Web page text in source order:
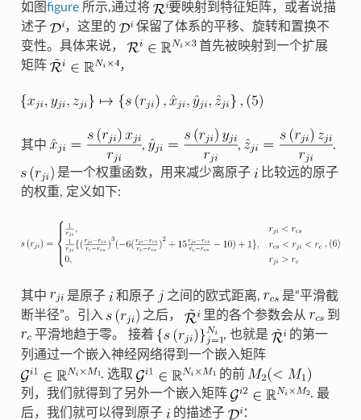
如图figure所示,通过将
要映射到特征矩阵，或者说描
述子
，这里的
保留了体系的平移、旋转和置换不
变性。具体来说，
首先被映射到一个扩展
矩阵
，
其中 , , .
是一个权重函数，用来减少离原子
比较远的原子
的权重, 定义如下:
其中 是原子 和原子 之间的欧式距离,
是“平滑截
断半径”。引入
之后， 里的各个参数会从
到
平滑地趋于零。 接着
, 也就是
的第一
列通过一个嵌入神经网络得到一个嵌入矩阵
. 选取
的前
列，我们就得到了另外一个嵌入矩阵
. 最
后，我们就可以得到原子 的描述子 ：